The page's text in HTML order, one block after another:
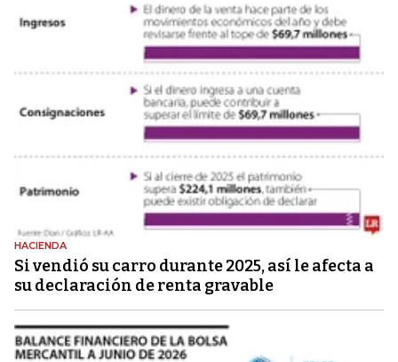
HACIENDA
Si vendió su carro durante 2025, así le afecta a
su declaración de renta gravable